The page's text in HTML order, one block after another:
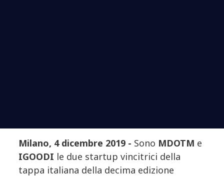
Milano, 4 dicembre 2019 - Sono MDOTM e
IGOODI le due startup vincitrici della
tappa italiana della decima edizione